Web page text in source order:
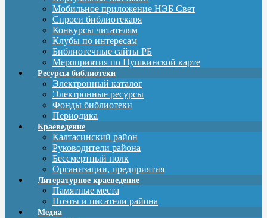
Мобильное приложение НЭБ Свет
Спроси библиотекаря
Конкурсы читателям
Клубы по интересам
Библиотечные сайты РБ
Мероприятия по Пушкинской карте
Ресурсы библиотеки
Электронный каталог
Электронные ресурсы
Фонды библиотеки
Периодика
Краеведение
Калтасинский район
Руководители района
Бессмертный полк
Организации, предприятия
Литературное краеведение
Памятные места
Поэты и писатели района
Медиа